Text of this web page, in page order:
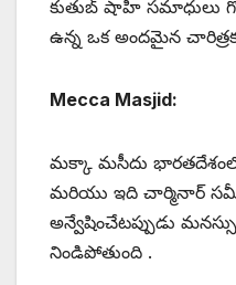
కుతుబ్ షాహీ సమాధులు
ఉన్న ఒక అందమైన
Mecca Masjid:
మక్కా మసీదు
మరియు ఇది చార్మినార్
అన్వేషించేటప్పుడు
నిండిపోతుంది .